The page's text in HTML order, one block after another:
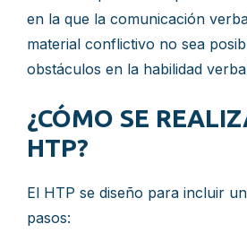
en la que la comunicación
material conflictivo no sea
obstáculos en la habilidad
¿CÓMO SE
HTP?
El HTP se diseño para incluir
pasos: